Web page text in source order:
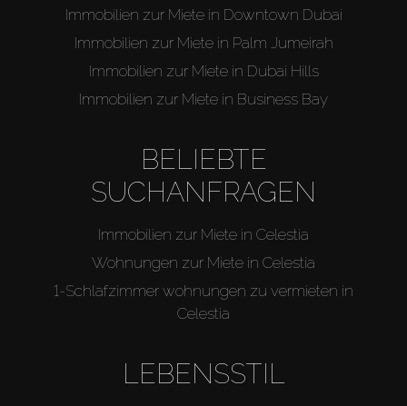
Immobilien zur Miete in Downtown Dubai
Immobilien zur Miete in Palm Jumeirah
Immobilien zur Miete in Dubai Hills
Immobilien zur Miete in Business Bay
BELIEBTE
SUCHANFRAGEN
Immobilien zur Miete in Celestia
Wohnungen zur Miete in Celestia
1-Schlafzimmer wohnungen zu vermieten in
Celestia
LEBENSSTIL